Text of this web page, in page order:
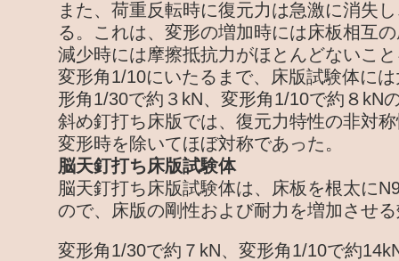
また、荷重反転時に復元力は急激に消失
る。これは、変形の増加時には床板相互
減少時には摩擦抵抗力がほとんどないこ
変形角1/10にいたるまで、床版試験体に
形角1/30で約３kN、変形角1/10で約８kN
斜め釘打ち床版では、復元力特性の非対
変形時を除いてほぼ対称であった。
脳天釘打ち床版試験体
脳天釘打ち床版試験体は、床板を根太に
ので、床版の剛性および耐力を増加させ
変形角1/30で約７kN、変形角1/10で約